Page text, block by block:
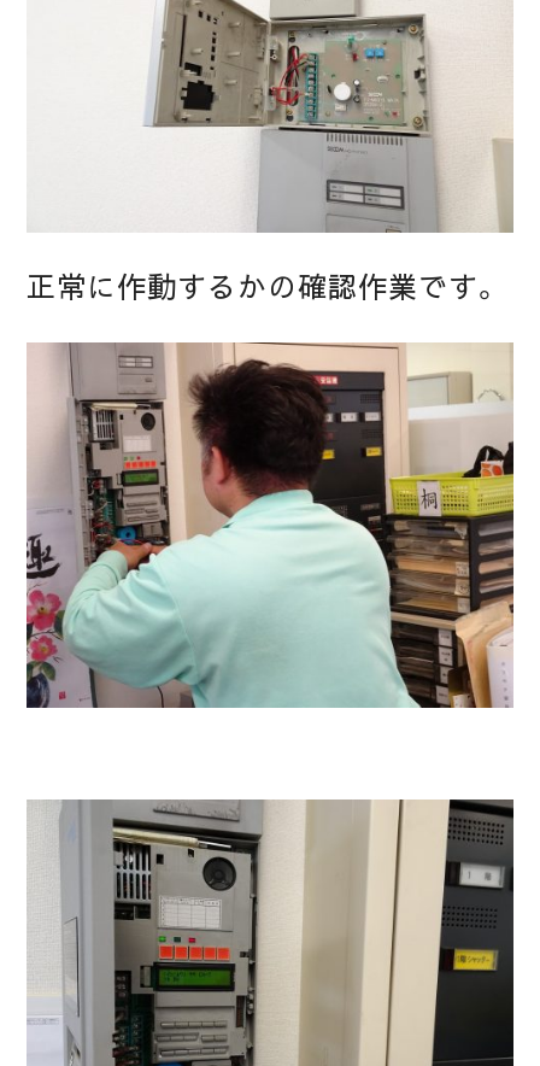
正常に作動するかの確認作業です。